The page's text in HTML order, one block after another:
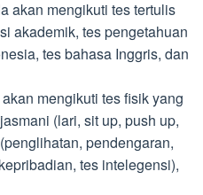
akan mengikuti tes tertulis
akademik, tes pengetahuan
tes bahasa Inggris, dan
mengikuti tes fisik yang
(lari, sit up, push up,
pendengaran,
tes intelegensi),